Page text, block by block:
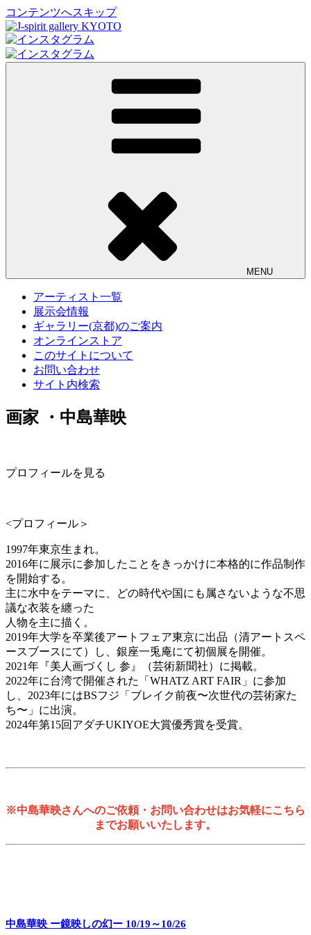
コンテンツへスキップ
J-spirit gallery KYOTO
J-spirit galleryは、明治期に建てられた京町家を改装したギャ
ラリーです。 ご縁を頂いております工芸作家、アーティスト
の方々の作品をご紹介しております。 お気軽にお問い合わ
せ、またお立ち寄り頂ければ幸甚です。
MENU
アーティスト一覧
展示会情報
ギャラリー(京都)のご案内
オンラインストア
このサイトについて
お問い合わせ
サイト内検索
画家 ・中島華映
プロフィールを見る
<プロフィール＞
1997年東京生まれ。
2016年に展示に参加したことをきっかけに本格的に作品制作
を開始する。
主に水中をテーマに、どの時代や国にも属さないような不思
議な衣装を纏った
人物を主に描く。
2019年大学を卒業後アートフェア東京に出品（清アートスペ
ースブースにて）し、銀座一兎庵にて初個展を開催。
2021年『美人画づくし 参』（芸術新聞社）に掲載。
2022年に台湾で開催された「WHATZ ART FAIR」に参加
し、2023年にはBSフジ「ブレイク前夜〜次世代の芸術家た
ち〜」に出演。
2024年第15回アダチUKIYOE大賞優秀賞を受賞。
※中島華映さんへのご依頼・お問い合わせはお気軽にこちら
までお願いいたします。
中島華映 ー鏡映しの幻ー 10/19～10/26